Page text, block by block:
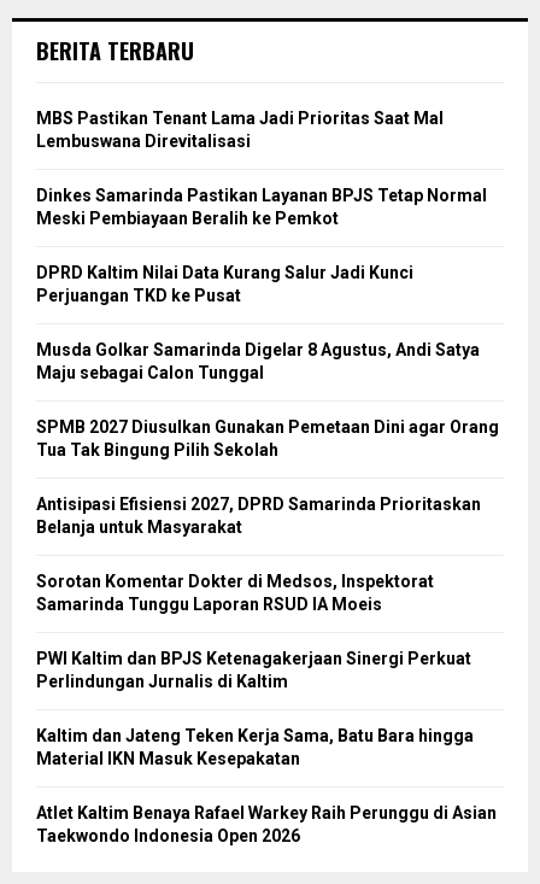
BERITA TERBARU
MBS Pastikan Tenant Lama Jadi Prioritas Saat Mal
Lembuswana Direvitalisasi
Dinkes Samarinda Pastikan Layanan BPJS Tetap Normal
Meski Pembiayaan Beralih ke Pemkot
DPRD Kaltim Nilai Data Kurang Salur Jadi Kunci
Perjuangan TKD ke Pusat
Musda Golkar Samarinda Digelar 8 Agustus, Andi Satya
Maju sebagai Calon Tunggal
SPMB 2027 Diusulkan Gunakan Pemetaan Dini agar Orang
Tua Tak Bingung Pilih Sekolah
Antisipasi Efisiensi 2027, DPRD Samarinda Prioritaskan
Belanja untuk Masyarakat
Sorotan Komentar Dokter di Medsos, Inspektorat
Samarinda Tunggu Laporan RSUD IA Moeis
PWI Kaltim dan BPJS Ketenagakerjaan Sinergi Perkuat
Perlindungan Jurnalis di Kaltim
Kaltim dan Jateng Teken Kerja Sama, Batu Bara hingga
Material IKN Masuk Kesepakatan
Atlet Kaltim Benaya Rafael Warkey Raih Perunggu di Asian
Taekwondo Indonesia Open 2026